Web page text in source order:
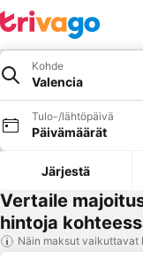
Kohde
Valencia
Tulo-/lähtöpäivä
Päivämäärät
Järjestä
Vertaile
hintoja
Näin maksut vaikuttavat